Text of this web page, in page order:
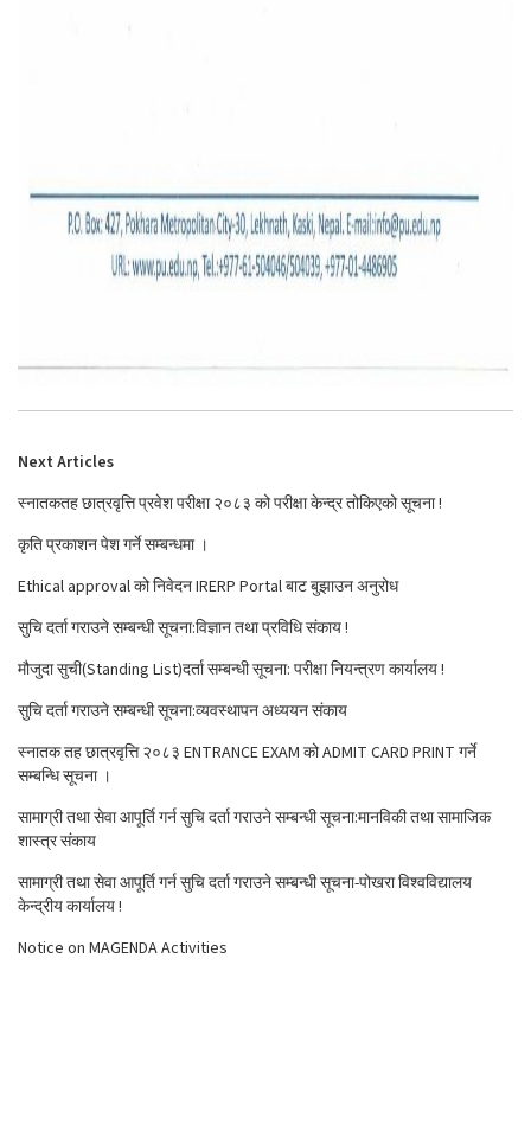
Next Articles
स्नातकतह छात्रवृत्ति प्रवेश परीक्षा २०८३ को परीक्षा केन्द्र तोकिएको सूचना !
कृति प्रकाशन पेश गर्ने सम्बन्धमा ।
Ethical approval को निवेदन IRERP Portal बाट बुझाउन अनुरोध
सुचि दर्ता गराउने सम्बन्धी सूचना:विज्ञान तथा प्रविधि संकाय !
मौजुदा सुची(Standing List)दर्ता सम्बन्धी सूचना: परीक्षा नियन्त्रण कार्यालय !
सुचि दर्ता गराउने सम्बन्धी सूचना:व्यवस्थापन अध्ययन संकाय
स्नातक तह छात्रवृत्ति २०८३ ENTRANCE EXAM को ADMIT CARD PRINT गर्ने
सम्बन्धि सूचना ।
सामाग्री तथा सेवा आपूर्ति गर्न सुचि दर्ता गराउने सम्बन्धी सूचना:मानविकी तथा सामाजिक
शास्त्र संकाय
सामाग्री तथा सेवा आपूर्ति गर्न सुचि दर्ता गराउने सम्बन्धी सूचना-पोखरा विश्वविद्यालय
केन्द्रीय कार्यालय !
Notice on MAGENDA Activities